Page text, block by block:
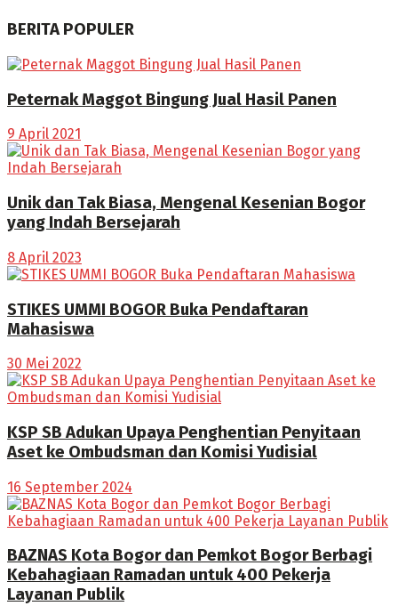
BERITA POPULER
Peternak Maggot Bingung Jual Hasil Panen
9 April 2021
Unik dan Tak Biasa, Mengenal Kesenian Bogor
yang Indah Bersejarah
8 April 2023
STIKES UMMI BOGOR Buka Pendaftaran
Mahasiswa
30 Mei 2022
KSP SB Adukan Upaya Penghentian Penyitaan
Aset ke Ombudsman dan Komisi Yudisial
16 September 2024
BAZNAS Kota Bogor dan Pemkot Bogor Berbagi
Kebahagiaan Ramadan untuk 400 Pekerja
Layanan Publik